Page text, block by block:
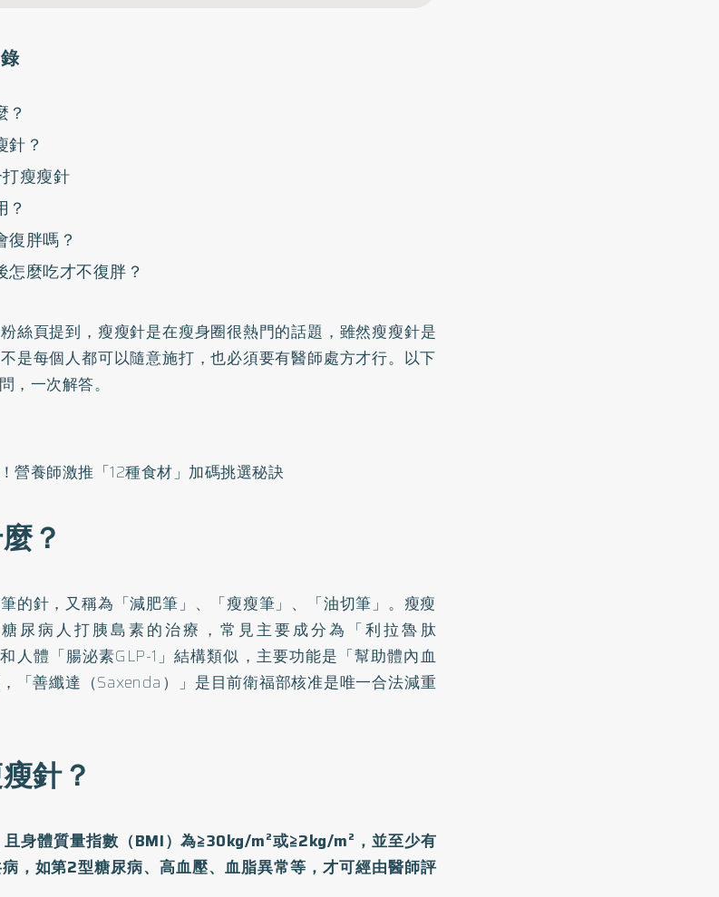
？
針？
瘦瘦針
？
復胖嗎？
怎麼吃才不復胖？
絲頁提到，瘦瘦針是在瘦身圈很熱門的話題，雖然瘦瘦針是
是每個人都可以隨意施打，也必須要有醫師處方才行。以下
，一次解答。
營養師激推「12種食材」加碼挑選秘訣
？
的針，又稱為「減肥筆」、「瘦瘦筆」、「油切筆」。瘦瘦
尿病人打胰島素的治療，常見主要成分為「利拉魯肽
人體「腸泌素GLP-1」結構類似，主要功能是「幫助體內血
「善纖達（Saxenda）」是目前衛福部核准是唯一合法減重
針？
身體質量指數（BMI）為≧30kg/m²或≧2kg/m²，並至少有
，如第2型糖尿病、高血壓、血脂異常等，才可經由醫師評